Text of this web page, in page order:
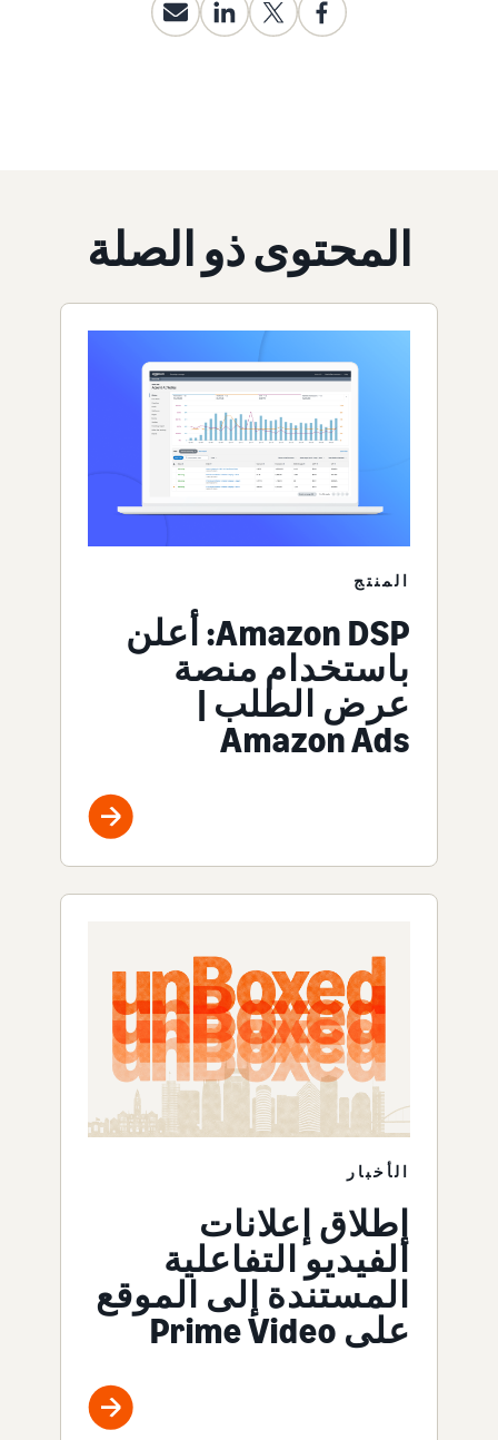
المحتوى ذو الصلة
المنتج
Amazon DSP: أعلن
باستخدام منصة
عرض الطلب |
Amazon Ads
الأخبار
إطلاق إعلانات
الفيديو التفاعلية
المستندة إلى الموقع
على Prime Video